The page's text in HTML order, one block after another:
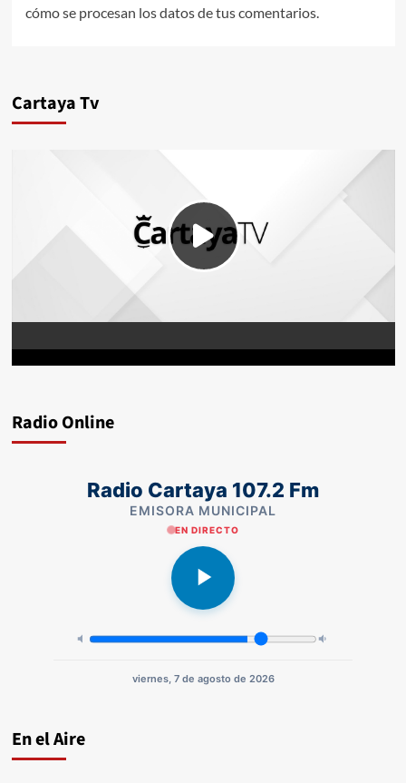
cómo se procesan los datos de tus comentarios.
Cartaya Tv
Radio Online
Radio Cartaya 107.2 Fm
EMISORA MUNICIPAL
EN DIRECTO
viernes, 7 de agosto de 2026
En el Aire